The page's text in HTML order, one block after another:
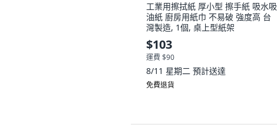
工業用擦拭紙 厚小型 擦手紙 吸水吸
油紙 廚房用紙巾 不易破 強度高 台
灣製造, 1個, 桌上型紙架
$103
運費 $90
8/11 星期二 預計送達
免費退貨